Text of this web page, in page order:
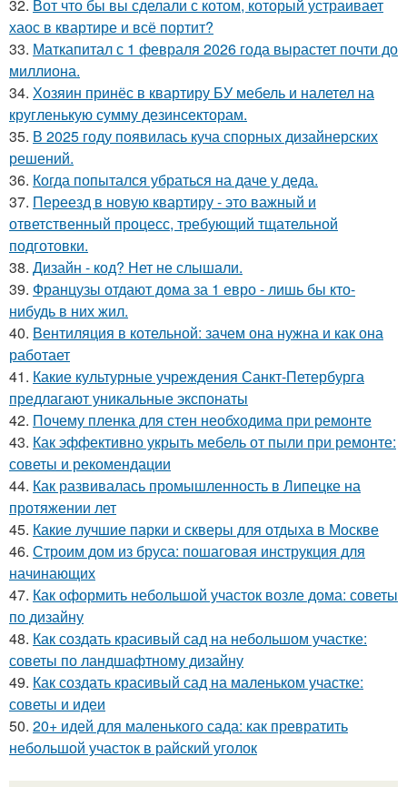
32. Вот что бы вы сделали с котом, который устраивает
хаос в квартире и всё портит?
33. Маткапитал с 1 февраля 2026 года вырастет почти до
миллиона.
34. Хозяин принёс в квартиру БУ мебель и налетел на
кругленькую сумму дезинсекторам.
35. В 2025 году появилась куча спорных дизайнерских
решений.
36. Когда попытался убраться на даче у деда.
37. Переезд в новую квартиру - это важный и
ответственный процесс, требующий тщательной
подготовки.
38. Дизайн - код? Нет не слышали.
39. Французы отдают дома за 1 евро - лишь бы кто-
нибудь в них жил.
40. Вентиляция в котельной: зачем она нужна и как она
работает
41. Какие культурные учреждения Санкт-Петербурга
предлагают уникальные экспонаты
42. Почему пленка для стен необходима при ремонте
43. Как эффективно укрыть мебель от пыли при ремонте:
советы и рекомендации
44. Как развивалась промышленность в Липецке на
протяжении лет
45. Какие лучшие парки и скверы для отдыха в Москве
46. Строим дом из бруса: пошаговая инструкция для
начинающих
47. Как оформить небольшой участок возле дома: советы
по дизайну
48. Как создать красивый сад на небольшом участке:
советы по ландшафтному дизайну
49. Как создать красивый сад на маленьком участке:
советы и идеи
50. 20+ идей для маленького сада: как превратить
небольшой участок в райский уголок